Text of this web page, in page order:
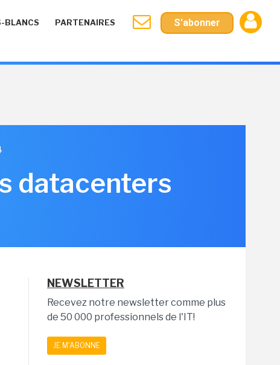
BLANCS PARTENAIRES S'abonner
datacenters
NEWSLETTER
Recevez notre newsletter comme plus
de 50 000 professionnels de l'IT!
JE M'ABONNE